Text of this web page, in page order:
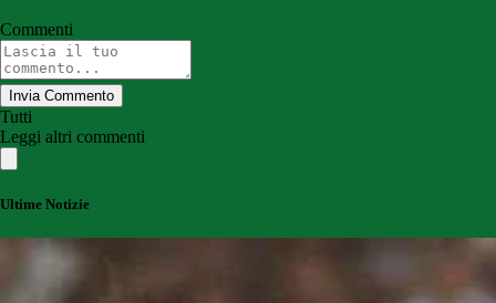
Commenti
Invia Commento
Tutti
Leggi altri commenti
Ultime Notizie